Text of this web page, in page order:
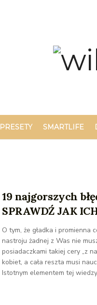
PRESETY SMARTLIFE
19 najgorszych
SPRAWDŹ JAK
O tym, że gładka i
nastroju żadnej z Was nie
posiadaczkami takiej cery „z
kobiet, a cała reszta musi
Istotnym elementem tej